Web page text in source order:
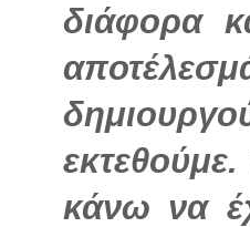
διάφορα
κάνω να